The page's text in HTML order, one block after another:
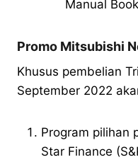
Manual
Promo Mitsubishi
Khusus pembelian
September 2022
Program pilihan
Star Finance